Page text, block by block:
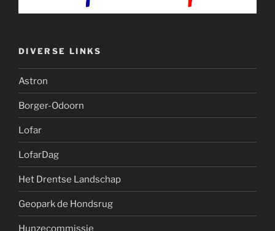
DIVERSE LINKS
Astron
Borger-Odoorn
Lofar
LofarDag
Het Drentse Landschap
Geopark de Hondsrug
Hunzecommissie